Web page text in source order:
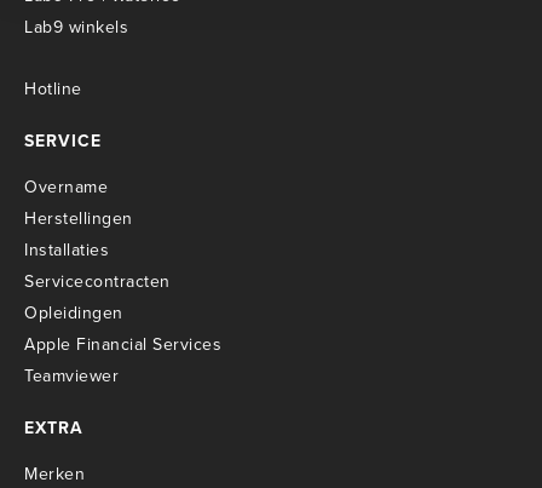
Lab9 winkels
Hotline
SERVICE
Overname
Herstellingen
Installaties
Servicecontracten
Opleidingen
Apple Financial Services
Teamviewer
EXTRA
Merken